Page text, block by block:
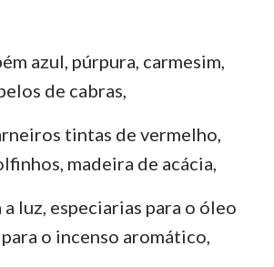
azul, púrpura, carmesim,
de cabras,
tintas de vermelho,
madeira de acácia,
luz, especiarias para o óleo
o incenso aromático,